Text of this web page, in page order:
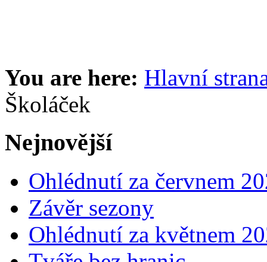
You are here: Hlavní
Školáček
Nejnovější
Ohlédnutí za červnem
Závěr sezony
Ohlédnutí za květnem